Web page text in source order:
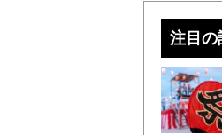
注目の